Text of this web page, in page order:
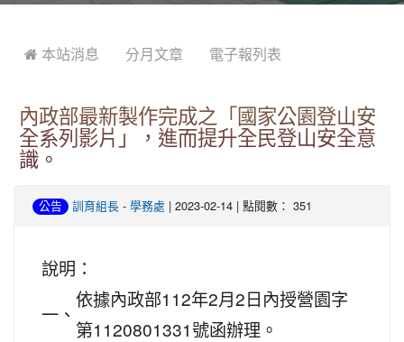
 本站消息 分月文章 電子報列表
內政部最新製作完成之「國家公園登山安
全系列影片」，進而提升全民登山安全意
識。
公告 訓育組長 - 學務處 | 2023-02-14 | 點閱數： 351
說明：
一、
依據內政部112年2月2日內授營園字
第1120801331號函辦理。